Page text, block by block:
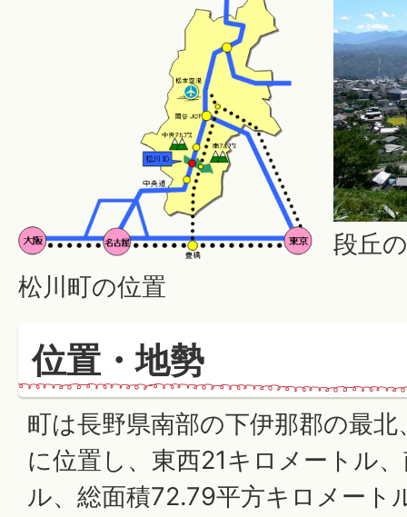
松川町の位置
段丘
位置・地勢
町は長野県南部の下伊那郡の最
に位置し、東西21キロメートル
ル、総面積72.79平方キロメート